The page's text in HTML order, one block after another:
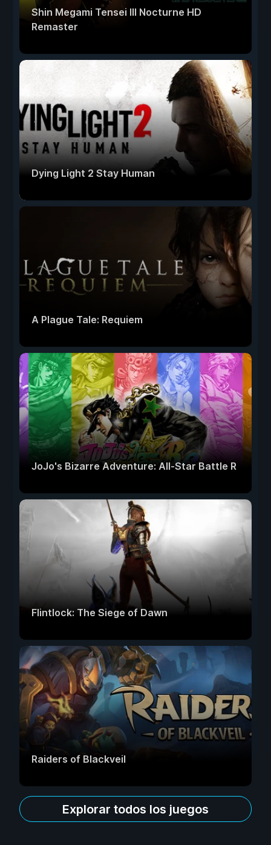
Shin Megami Tensei III Nocturne HD
Remaster
Dying Light 2 Stay Human
A Plague Tale: Requiem
JoJo's Bizarre Adventure: All-Star Battle R
Flintlock: The Siege of Dawn
Raiders of Blackveil
Explorar todos los juegos